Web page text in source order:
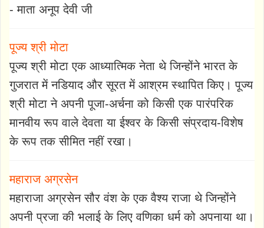
- माता अनूप देवी जी
पूज्य श्री मोटा
पूज्य श्री मोटा एक आध्यात्मिक नेता थे जिन्होंने भारत के
गुजरात में नडियाद और सूरत में आश्रम स्थापित किए। पूज्य
श्री मोटा ने अपनी पूजा-अर्चना को किसी एक पारंपरिक
मानवीय रूप वाले देवता या ईश्वर के किसी संप्रदाय-विशेष
के रूप तक सीमित नहीं रखा।
महाराज अग्रसेन
महाराजा अग्रसेन सौर वंश के एक वैश्य राजा थे जिन्होंने
अपनी प्रजा की भलाई के लिए वणिका धर्म को अपनाया था।